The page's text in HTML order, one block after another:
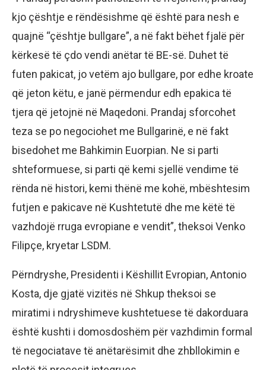
kjo çështje e rëndësishme që është para nesh e
quajnë “çështje bullgare”, a në fakt bëhet fjalë për
kërkesë të çdo vendi anëtar të BE-së. Duhet të
futen pakicat, jo vetëm ajo bullgare, por edhe kroate
që jeton këtu, e janë përmendur edh epakica të
tjera që jetojnë në Maqedoni. Prandaj sforcohet
teza se po negociohet me Bullgarinë, e në fakt
bisedohet me Bahkimin Euorpian. Ne si parti
shteformuese, si parti që kemi sjellë vendime të
rënda në histori, kemi thënë me kohë, mbështesim
futjen e pakicave në Kushtetutë dhe me këtë të
vazhdojë rruga evropiane e vendit”, theksoi Venko
Filipçe, kryetar LSDM.
Përndryshe, Presidenti i Këshillit Evropian, Antonio
Kosta, dje gjatë vizitës në Shkup theksoi se
miratimi i ndryshimeve kushtetuese të dakorduara
është kushti i domosdoshëm për vazhdimin formal
të negociatave të anëtarësimit dhe zhbllokimin e